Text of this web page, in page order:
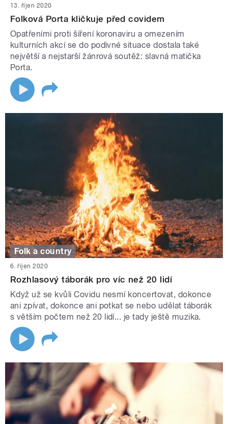
13. říjen 2020
Folková Porta kličkuje před covidem
Opatřeními proti šíření koronaviru a omezením
kulturních akcí se do podivné situace dostala také
největší a nejstarší žánrová soutěž: slavná matička
Porta.
Folk a country
6. říjen 2020
Rozhlasový táborák pro víc než 20 lidí
Když už se kvůli Covidu nesmí koncertovat, dokonce
ani zpívat, dokonce ani potkat se nebo udělat táborák
s větším počtem než 20 lidí... je tady ještě muzika.